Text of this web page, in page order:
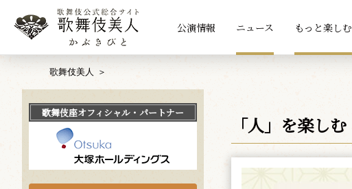
公演情報 ニュース もっと楽しむ
歌舞伎美人
「人」を楽しむ
歌舞伎座オフィシャル・パートナー